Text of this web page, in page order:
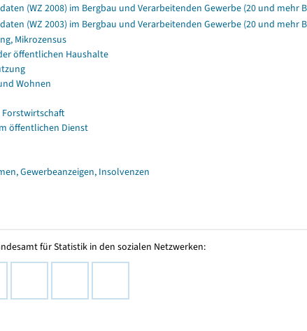
(WZ 2008) im Bergbau und Verarbeitenden Gewerbe (20 und mehr
(WZ 2003) im Bergbau und Verarbeitenden Gewerbe (20 und mehr
Mikrozensus
öffentlichen Haushalte
Wohnen
Forstwirtschaft
öffentlichen Dienst
Gewerbeanzeigen, Insolvenzen
für Statistik in den sozialen Netzwerken: